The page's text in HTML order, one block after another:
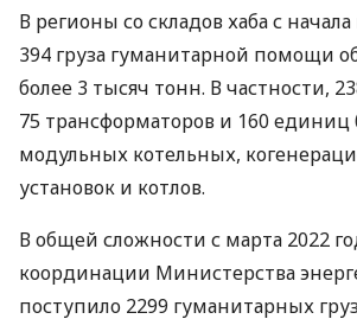
В регионы со складов хаба с
394 груза гуманитарной помощи
более 3 тысяч тонн. В частности,
75 трансформаторов и 160 единиц
модульных котельных,
установок и котлов.
В общей сложности с марта 2022
координации Министерства
поступило 2299 гуманитарных